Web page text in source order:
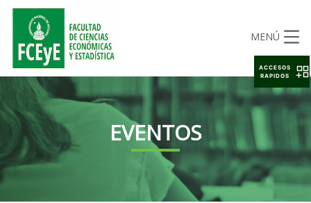
MENÚ
EVENTOS
ACCESOS
RAPIDOS